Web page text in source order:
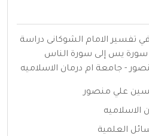
تفسير الامام الشوكانى دراسة
يس إلى سورة الناس
- جامعة ام درمان الاسلاميه
علي منصور
الاسلاميه
العلمية